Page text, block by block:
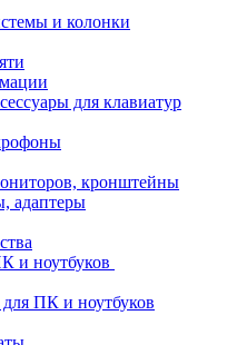
и колонки
для клавиатур
кронштейны
адаптеры
и ноутбуков
ПК и ноутбуков